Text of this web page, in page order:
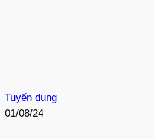
Tuyển dụng
01/08/24